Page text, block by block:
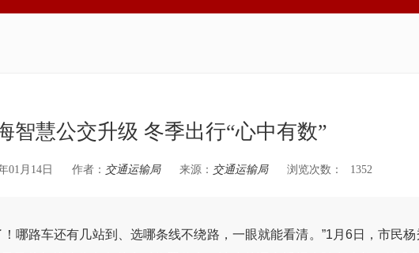
智慧公交升级 冬季出行“心中有数”
01月14日 作者： 交通运输局 来源： 交通运输局 浏览次数： 1352
路车还有几站到、选哪条线不绕路，一眼就能看清。”1月6日，市民